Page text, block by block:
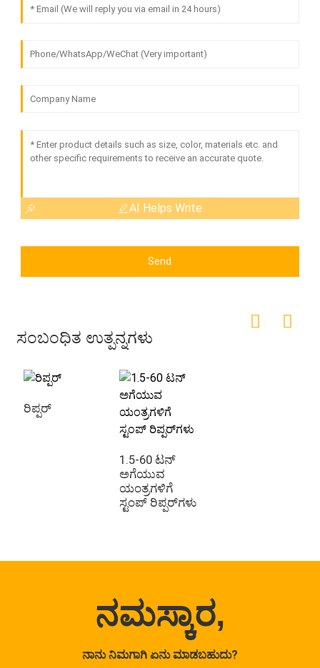
AI Helps Write
Send
ಸಂಬಂಧಿತ ಉತ್ಪನ್ನಗಳು
ರಿಪ್ಪರ್
1.5-60 ಟನ್
ಅಗೆಯುವ
ಯಂತ್ರಗಳಿಗೆ
ಸ್ಟಂಪ್ ರಿಪ್ಪರ್‌ಗಳು
ನಮಸ್ಕಾರ,
ನಾನು ನಿಮಗಾಗಿ ಏನು ಮಾಡಬಹುದು?